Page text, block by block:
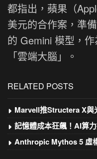
都指出，蘋果（
美元的合作案，準
的 Gemini 模型，
「雲端大腦」。
RELATED POSTS
Marvell推Structera X與
記憶體成本狂飆！AI算
Anthropic Mythos 5 虛